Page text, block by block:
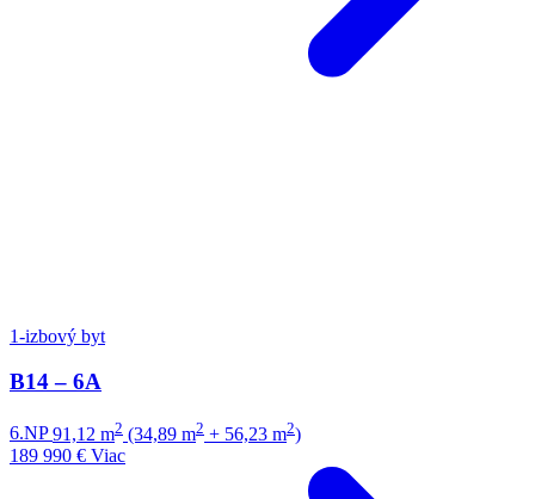
1-izbový byt
B14 – 6A
6.NP 91,12 m2 (34,89 m2 + 56,23 m2)
189 990 € Viac